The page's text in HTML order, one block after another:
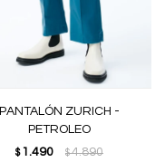
PANTALÓN ZURICH -
PETROLEO
$ 1.490 $4.890